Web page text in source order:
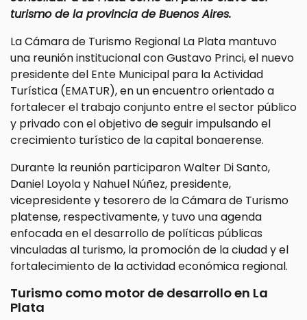
turismo de la provincia de Buenos Aires.
La Cámara de Turismo Regional La Plata mantuvo
una reunión institucional con Gustavo Princi, el nuevo
presidente del Ente Municipal para la Actividad
Turística (EMATUR), en un encuentro orientado a
fortalecer el trabajo conjunto entre el sector público
y privado con el objetivo de seguir impulsando el
crecimiento turístico de la capital bonaerense.
Durante la reunión participaron Walter Di Santo,
Daniel Loyola y Nahuel Núñez, presidente,
vicepresidente y tesorero de la Cámara de Turismo
platense, respectivamente, y tuvo una agenda
enfocada en el desarrollo de políticas públicas
vinculadas al turismo, la promoción de la ciudad y el
fortalecimiento de la actividad económica regional.
Turismo como motor de desarrollo en La
Plata